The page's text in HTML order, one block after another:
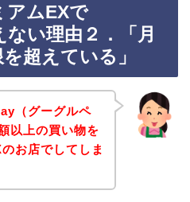
アムEXで
い理由２．「月
超えている」
（グーグルペ
以上の買い物を
お店でしてしま